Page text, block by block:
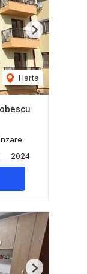
Harta
Next
2024